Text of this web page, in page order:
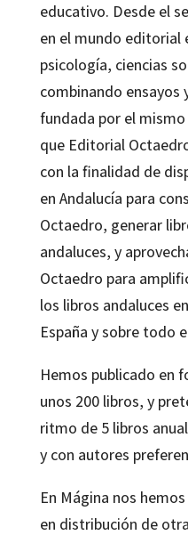
educativo. Desde el
en el mundo editorial
psicología, ciencias
combinando ensayos
fundada por el
que Editorial
con la finalidad de
en Andalucía para
Octaedro, generar
andaluces, y
Octaedro para
los libros andaluces
España y sobre todo
Hemos publicado en
unos 200 libros, y
ritmo de 5 libros
y con autores
En Mágina nos
en distribución de